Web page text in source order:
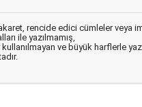
rencide edici cümleler veya
ile yazılmamış,
ve büyük harflerle